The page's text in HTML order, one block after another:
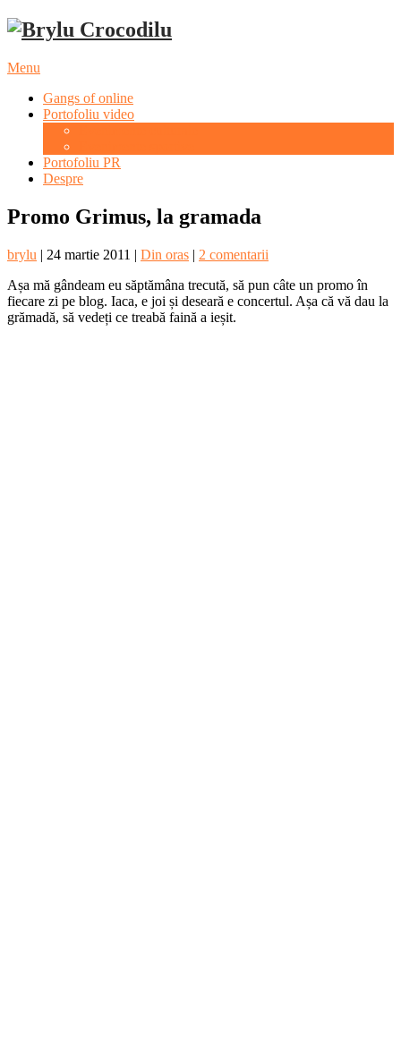
Menu
Gangs of online
Portofoliu video
Portofoliu PR
Despre
Promo Grimus, la gramada
brylu | 24 martie 2011 | Din oras | 2 comentarii
Așa mă gândeam eu săptămâna trecută, să pun câte un promo în
fiecare zi pe blog. Iaca, e joi și deseară e concertul. Așa că vă dau la
grămadă, să vedeți ce treabă faină a ieșit.